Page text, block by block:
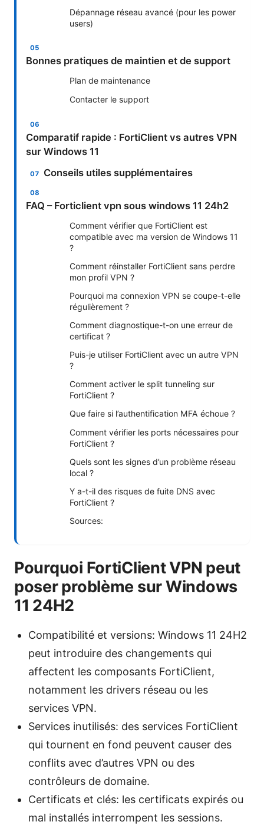
Dépannage réseau avancé (pour les power
users)
Bonnes pratiques de maintien et de support
Plan de maintenance
Contacter le support
Comparatif rapide : FortiClient vs autres VPN
sur Windows 11
Conseils utiles supplémentaires
FAQ – Forticlient vpn sous windows 11 24h2
Comment vérifier que FortiClient est
compatible avec ma version de Windows 11
?
Comment réinstaller FortiClient sans perdre
mon profil VPN ?
Pourquoi ma connexion VPN se coupe-t-elle
régulièrement ?
Comment diagnostique-t-on une erreur de
certificat ?
Puis-je utiliser FortiClient avec un autre VPN
?
Comment activer le split tunneling sur
FortiClient ?
Que faire si l’authentification MFA échoue ?
Comment vérifier les ports nécessaires pour
FortiClient ?
Quels sont les signes d’un problème réseau
local ?
Y a-t-il des risques de fuite DNS avec
FortiClient ?
Sources:
Pourquoi FortiClient VPN peut
poser problème sur Windows
11 24H2
Compatibilité et versions: Windows 11 24H2
peut introduire des changements qui
affectent les composants FortiClient,
notamment les drivers réseau ou les
services VPN.
Services inutilisés: des services FortiClient
qui tournent en fond peuvent causer des
conflits avec d’autres VPN ou des
contrôleurs de domaine.
Certificats et clés: les certificats expirés ou
mal installés interrompent les sessions.